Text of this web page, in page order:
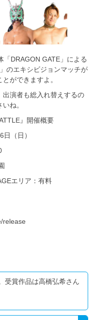
「DRAGON GATE」による
のエキシビジョンマッチが
ができますよ。
演者も総入れ替えするの
ね。
』開催概要
（日）
エリア：有料
release
受賞作品は高橋弘希さん